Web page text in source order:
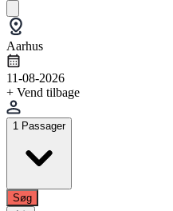
Aarhus
11-08-2026
+ Vend tilbage
1 Passager
Søg